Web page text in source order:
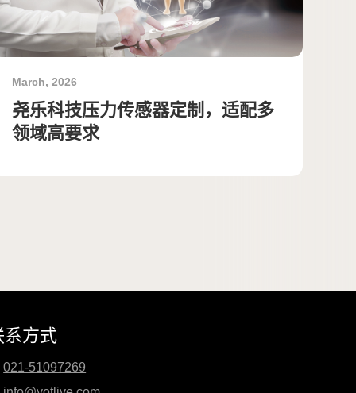
March, 2026
尧乐科技压力传感器定制，适配多
领域高要求
系方式
021-51097269